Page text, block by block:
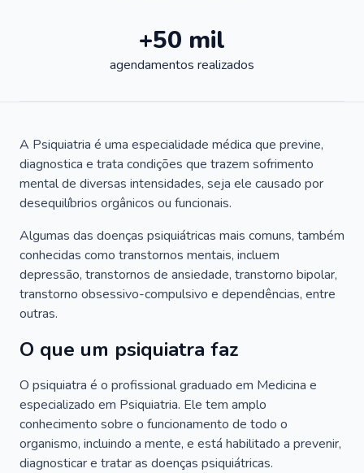
+50 mil
agendamentos realizados
A Psiquiatria é uma especialidade médica que previne,
diagnostica e trata condições que trazem sofrimento
mental de diversas intensidades, seja ele causado por
desequilíbrios orgânicos ou funcionais.
Algumas das doenças psiquiátricas mais comuns, também
conhecidas como transtornos mentais, incluem
depressão, transtornos de ansiedade, transtorno bipolar,
transtorno obsessivo-compulsivo e dependências, entre
outras.
O que um psiquiatra faz
O psiquiatra é o profissional graduado em Medicina e
especializado em Psiquiatria. Ele tem amplo
conhecimento sobre o funcionamento de todo o
organismo, incluindo a mente, e está habilitado a prevenir,
diagnosticar e tratar as doenças psiquiátricas.